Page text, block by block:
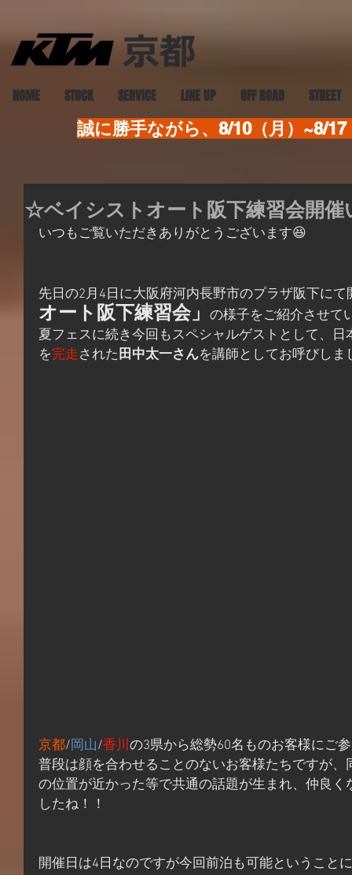
HOME STOCK SERVICE LINE UP OFF ROAD STREET
誠に勝手ながら、8/10（月）~8/
☆ベイシストオート阪下練習会開
いつもご覧いただきありがとうございます😆
先日の2月4日に大阪府河内長野市のプラザ阪下にて
オート阪下練習会」
の様子をご紹介させて
夏フェスに続き今回もスペシャルゲストとして、
を完走された田中太一さんを講師としてお呼びしま
京都/ 岡山/香川の3県から総勢60名ものお客様にご
普段は顔を合わせることのないお客様たちですが
の位置が近かった等で共通の話題が生まれ、仲良
したね！！
開催日は4日なのですが今回前泊も可能ということ